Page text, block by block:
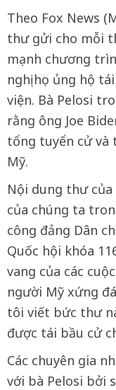
Theo Fox News
thư gửi cho mỗi
mạnh chương
nghị họ ủng hộ
viện. Bà Pelosi
rằng ông Joe
tổng tuyển cử
Mỹ.
Nội dung thư của
của chúng ta
công đảng Dân
Quốc hội khóa
vang của các
người Mỹ xứng
tôi viết bức thư
được tái bầu cử
Các chuyên gia
với bà Pelosi bởi